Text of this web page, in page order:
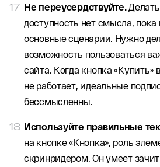
Не переусердствуйте.
доступность нет смысла,
основные сценарии. Нужно
возможность пользоваться
сайта. Когда кнопка «Купить»
не работает, идеальные
бессмысленны.
Используйте правильные
на кнопке «Кнопка», роль
скринридером. Он умеет